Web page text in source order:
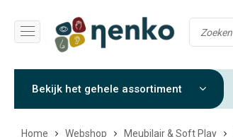
Bekijk het gehele assortiment
Home Webshop Meubilair & Soft Play